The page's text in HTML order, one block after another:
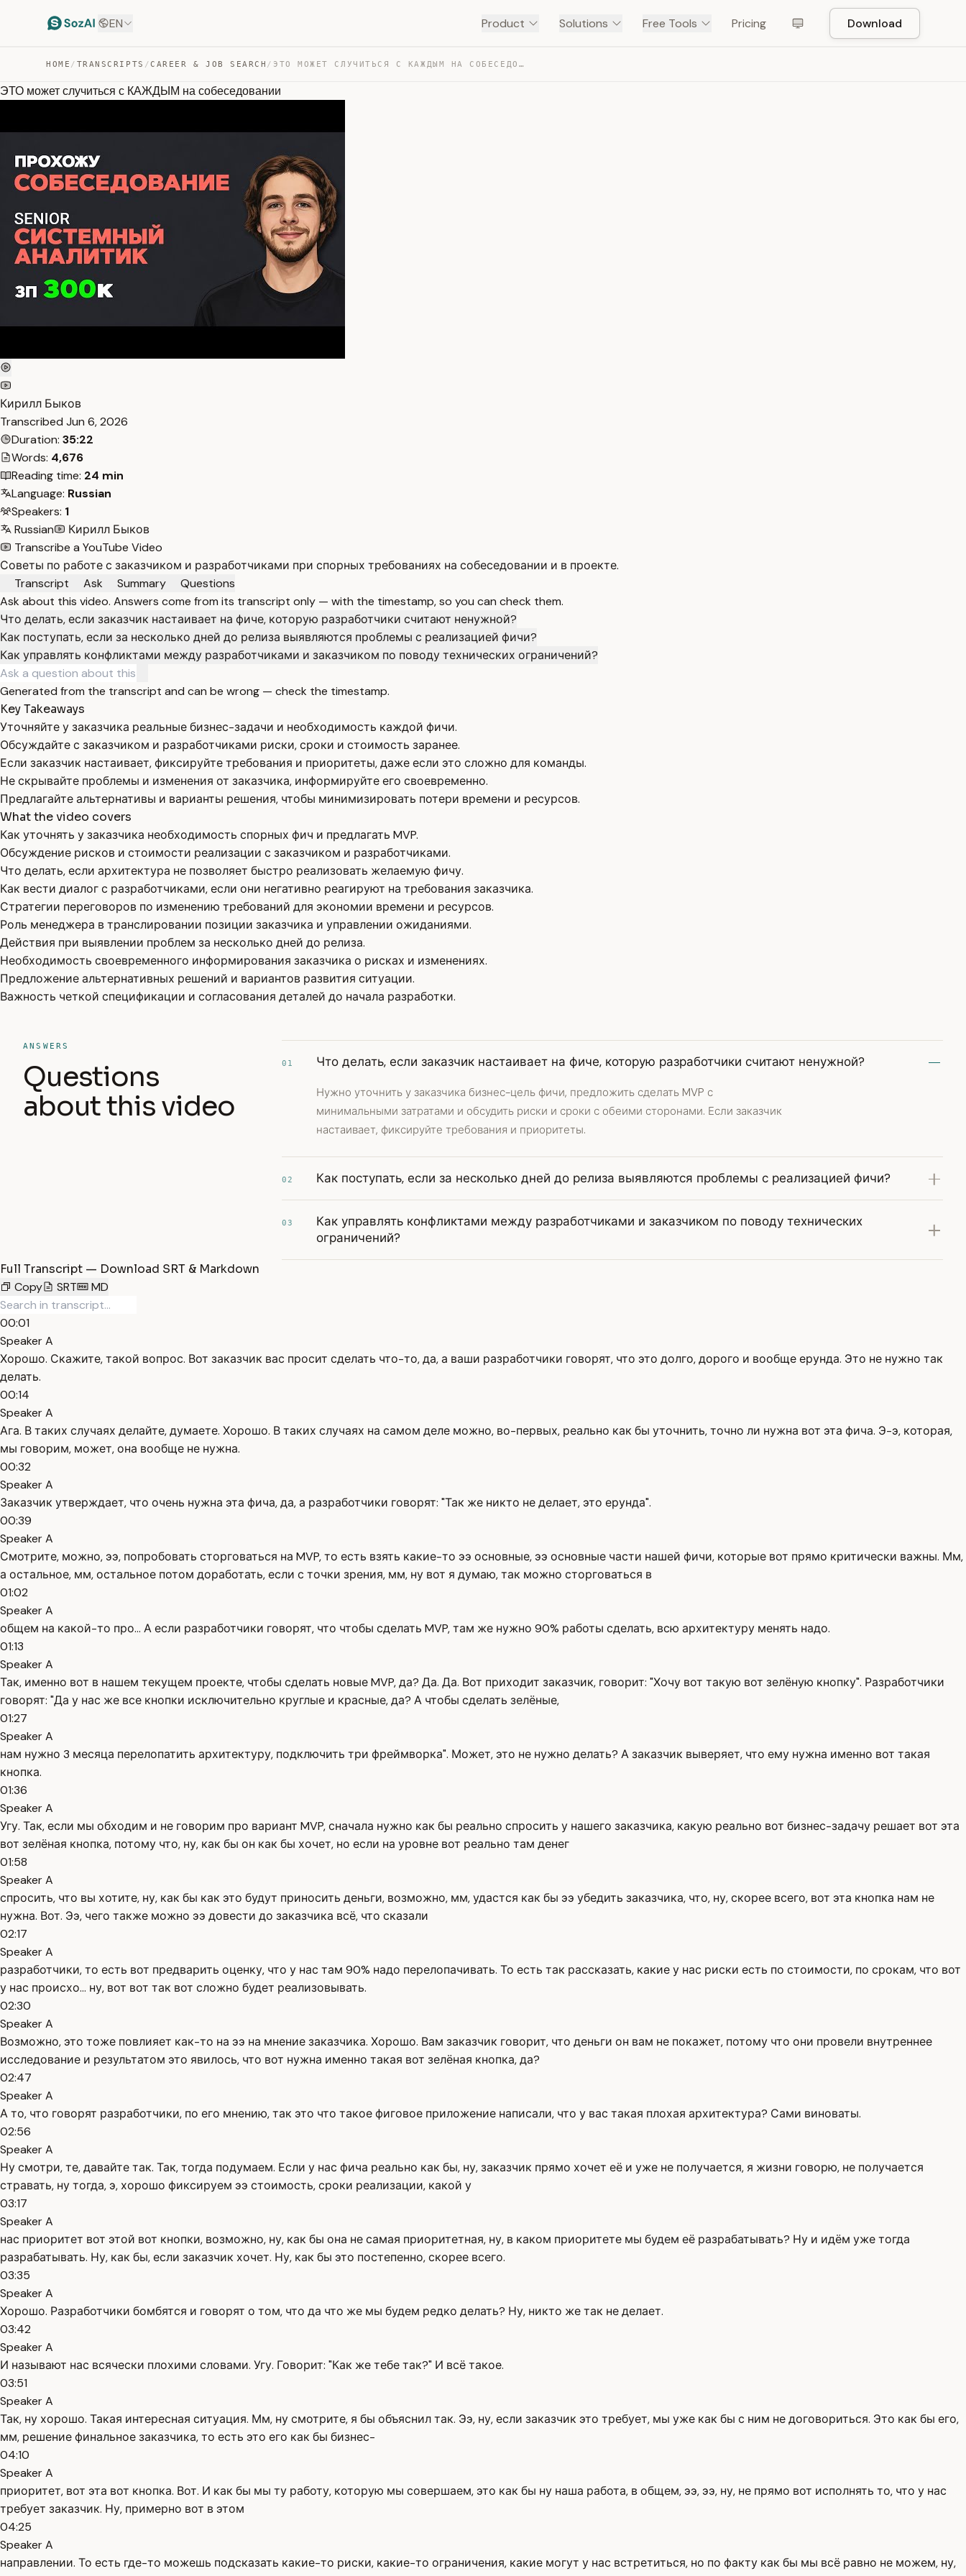
EN Product Solutions Free Tools Pricing Download
HOME / TRANSCRIPTS /CAREER & JOB SEARCH / ЭТО МОЖЕТ СЛУЧИТЬСЯ С КАЖДЫМ НА СОБЕСЕДОВАНИИ — TRANSCRIPT
ЭТО может случиться с КАЖДЫМ на собеседовании
Кирилл Быков
Transcribed Jun 6, 2026
Duration: 35:22
Words: 4,676
Reading time: 24 min
Language: Russian
Speakers: 1
Russian
Кирилл Быков
Transcribe a YouTube Video
Советы по работе с заказчиком и разработчиками при спорных требованиях на собеседовании и в проекте.
Transcript
Ask Summary
Questions
Ask about this video. Answers come from its transcript only — with the timestamp, so you can check them.
Что делать, если заказчик настаивает на фиче, которую разработчики считают ненужной?
Как поступать, если за несколько дней до релиза выявляются проблемы с реализацией фичи?
Как управлять конфликтами между разработчиками и заказчиком по поводу технических ограничений?
Generated from the transcript and can be wrong — check the timestamp.
Key Takeaways
Уточняйте у заказчика реальные бизнес-задачи и необходимость каждой фичи.
Обсуждайте с заказчиком и разработчиками риски, сроки и стоимость заранее.
Если заказчик настаивает, фиксируйте требования и приоритеты, даже если это сложно для команды.
Не скрывайте проблемы и изменения от заказчика, информируйте его своевременно.
Предлагайте альтернативы и варианты решения, чтобы минимизировать потери времени и ресурсов.
What the video covers
Как уточнять у заказчика необходимость спорных фич и предлагать MVP.
Обсуждение рисков и стоимости реализации с заказчиком и разработчиками.
Что делать, если архитектура не позволяет быстро реализовать желаемую фичу.
Как вести диалог с разработчиками, если они негативно реагируют на требования заказчика.
Стратегии переговоров по изменению требований для экономии времени и ресурсов.
Роль менеджера в транслировании позиции заказчика и управлении ожиданиями.
Действия при выявлении проблем за несколько дней до релиза.
Необходимость своевременного информирования заказчика о рисках и изменениях.
Предложение альтернативных решений и вариантов развития ситуации.
Важность четкой спецификации и согласования деталей до начала разработки.
ANSWERS
Questions
about this video
01 Что делать, если заказчик настаивает на фиче, которую разработчики считают ненужной?
Нужно уточнить у заказчика бизнес-цель фичи, предложить сделать MVP с
минимальными затратами и обсудить риски и сроки с обеими сторонами. Если заказчик
настаивает, фиксируйте требования и приоритеты.
02 Как поступать, если за несколько дней до релиза выявляются проблемы с реализацией фичи?
03
Как управлять конфликтами между разработчиками и заказчиком по поводу технических
ограничений?
Full Transcript — Download SRT & Markdown
Copy
SRT MD
00:01
Speaker A
Хорошо. Скажите, такой вопрос. Вот заказчик вас просит сделать что-то, да, а ваши разработчики говорят, что это долго, дорого и вообще ерунда. Это не нужно так
делать.
00:14
Speaker A
Ага. В таких случаях делайте, думаете. Хорошо. В таких случаях на самом деле можно, во-первых, реально как бы уточнить, точно ли нужна вот эта фича. Э-э, которая,
мы говорим, может, она вообще не нужна.
00:32
Speaker A
Заказчик утверждает, что очень нужна эта фича, да, а разработчики говорят: "Так же никто не делает, это ерунда".
00:39
Speaker A
Смотрите, можно, ээ, попробовать сторговаться на MVP, то есть взять какие-то ээ основные, ээ основные части нашей фичи, которые вот прямо критически важны. Мм,
а остальное, мм, остальное потом доработать, если с точки зрения, мм, ну вот я думаю, так можно сторговаться в
01:02
Speaker A
общем на какой-то про... А если разработчики говорят, что чтобы сделать MVP, там же нужно 90% работы сделать, всю архитектуру менять надо.
01:13
Speaker A
Так, именно вот в нашем текущем проекте, чтобы сделать новые MVP, да? Да. Да. Вот приходит заказчик, говорит: "Хочу вот такую вот зелёную кнопку". Разработчики
говорят: "Да у нас же все кнопки исключительно круглые и красные, да? А чтобы сделать зелёные,
01:27
Speaker A
нам нужно 3 месяца перелопатить архитектуру, подключить три фреймворка". Может, это не нужно делать? А заказчик выверяет, что ему нужна именно вот такая
кнопка.
01:36
Speaker A
Угу. Так, если мы обходим и не говорим про вариант MVP, сначала нужно как бы реально спросить у нашего заказчика, какую реально вот бизнес-задачу решает вот эта
вот зелёная кнопка, потому что, ну, как бы он как бы хочет, но если на уровне вот реально там денег
01:58
Speaker A
спросить, что вы хотите, ну, как бы как это будут приносить деньги, возможно, мм, удастся как бы ээ убедить заказчика, что, ну, скорее всего, вот эта кнопка нам не
нужна. Вот. Ээ, чего также можно ээ довести до заказчика всё, что сказали
02:17
Speaker A
разработчики, то есть вот предварить оценку, что у нас там 90% надо перелопачивать. То есть так рассказать, какие у нас риски есть по стоимости, по срокам, что вот
у нас происхо... ну, вот вот так вот сложно будет реализовывать.
02:30
Speaker A
Возможно, это тоже повлияет как-то на ээ на мнение заказчика. Хорошо. Вам заказчик говорит, что деньги он вам не покажет, потому что они провели внутреннее
исследование и результатом это явилось, что вот нужна именно такая вот зелёная кнопка, да?
02:47
Speaker A
А то, что говорят разработчики, по его мнению, так это что такое фиговое приложение написали, что у вас такая плохая архитектура? Сами виноваты.
02:56
Speaker A
Ну смотри, те, давайте так. Так, тогда подумаем. Если у нас фича реально как бы, ну, заказчик прямо хочет её и уже не получается, я жизни говорю, не получается
стравать, ну тогда, э, хорошо фиксируем ээ стоимость, сроки реализации, какой у
03:17
Speaker A
нас приоритет вот этой вот кнопки, возможно, ну, как бы она не самая приоритетная, ну, в каком приоритете мы будем её разрабатывать? Ну и идём уже тогда
разрабатывать. Ну, как бы, если заказчик хочет. Ну, как бы это постепенно, скорее всего.
03:35
Speaker A
Хорошо. Разработчики бомбятся и говорят о том, что да что же мы будем редко делать? Ну, никто же так не делает.
03:42
Speaker A
И называют нас всячески плохими словами. Угу. Говорит: "Как же тебе так?" И всё такое.
03:51
Speaker A
Так, ну хорошо. Такая интересная ситуация. Мм, ну смотрите, я бы объяснил так. Ээ, ну, если заказчик это требует, мы уже как бы с ним не договориться. Это как бы его,
мм, решение финальное заказчика, то есть это его как бы бизнес-
04:10
Speaker A
приоритет, вот эта вот кнопка. Вот. И как бы мы ту работу, которую мы совершаем, это как бы ну наша работа, в общем, ээ, ээ, ну, не прямо вот исполнять то, что у нас
требует заказчик. Ну, примерно вот в этом
04:25
Speaker A
направлении. То есть где-то можешь подсказать какие-то риски, какие-то ограничения, какие могут у нас встретиться, но по факту как бы мы всё равно не можем, ну,